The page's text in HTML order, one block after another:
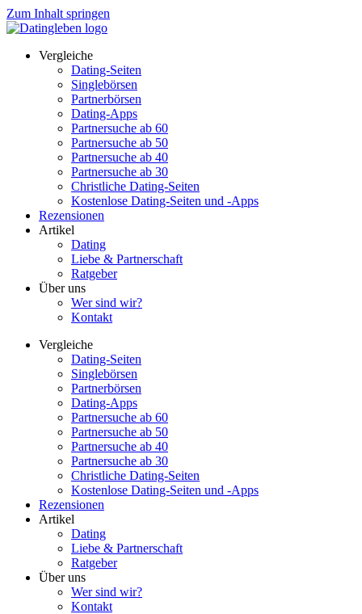
Zum Inhalt springen
Vergleiche
Dating-Seiten
Singlebörsen
Partnerbörsen
Dating-Apps
Partnersuche ab 60
Partnersuche ab 50
Partnersuche ab 40
Partnersuche ab 30
Christliche Dating-Seiten
Kostenlose Dating-Seiten und -Apps
Rezensionen
Artikel
Dating
Liebe & Partnerschaft
Ratgeber
Über uns
Wer sind wir?
Kontakt
Vergleiche
Dating-Seiten
Singlebörsen
Partnerbörsen
Dating-Apps
Partnersuche ab 60
Partnersuche ab 50
Partnersuche ab 40
Partnersuche ab 30
Christliche Dating-Seiten
Kostenlose Dating-Seiten und -Apps
Rezensionen
Artikel
Dating
Liebe & Partnerschaft
Ratgeber
Über uns
Wer sind wir?
Kontakt